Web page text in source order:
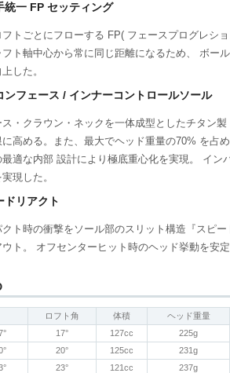
統一 FP セッティング
フトごとにフローする FP( フェースプログレシ
フト軸中心から常に同じ距離になるため、 ボー
した。
ンフェース / インナーコントロールソール
ス・クラウン・ネックを一体成型としたチタン
高める。また、最大でヘッド重量の70% を占
最適な内部 設計により極底重心化を実現。 イ
現した。
ドリアクト
クト時の衝撃をソール部のスリット構造『スピ
ウト。 オフセンターヒット時のヘッド挙動を安
ロフト角 体積 ヘッド重量
17° 127cc 225g
20° 125cc 231g
23° 121cc 237g